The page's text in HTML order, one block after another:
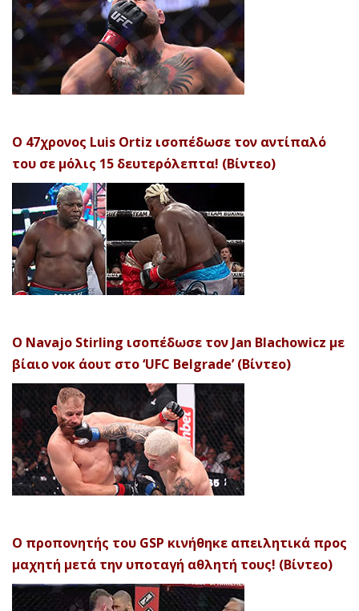
Ο 47χρονος Luis Ortiz ισοπέδωσε τον αντίπαλό
του σε μόλις 15 δευτερόλεπτα! (Βίντεο)
Ο Navajo Stirling ισοπέδωσε τον Jan Blachowicz με
βίαιο νοκ άουτ στο ‘UFC Belgrade’ (Βίντεο)
Ο προπονητής του GSP κινήθηκε απειλητικά προς
μαχητή μετά την υποταγή αθλητή τους! (Βίντεο)